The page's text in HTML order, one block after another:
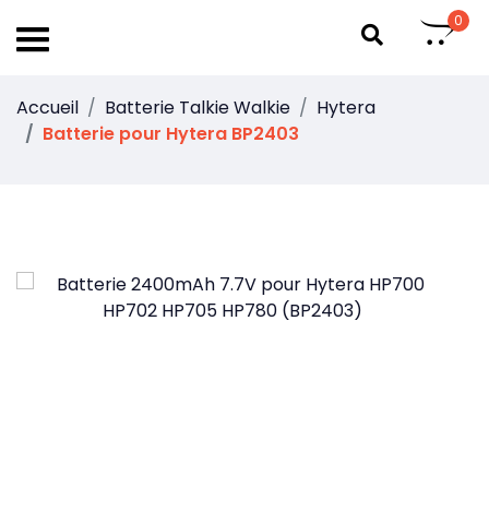
0
Accueil Batterie Talkie Walkie
Hytera
Batterie pour Hytera BP2403